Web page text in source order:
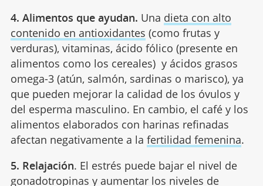
4. Alimentos que ayudan. Una dieta con alto
contenido en antioxidantes (como frutas y
verduras), vitaminas, ácido fólico (presente en
alimentos como los cereales) y ácidos grasos
omega-3 (atún, salmón, sardinas o marisco), ya
que pueden mejorar la calidad de los óvulos y
del esperma masculino. En cambio, el café y los
alimentos elaborados con harinas refinadas
afectan negativamente a la fertilidad femenina.
5. Relajación. El estrés puede bajar el nivel de
gonadotropinas y aumentar los niveles de